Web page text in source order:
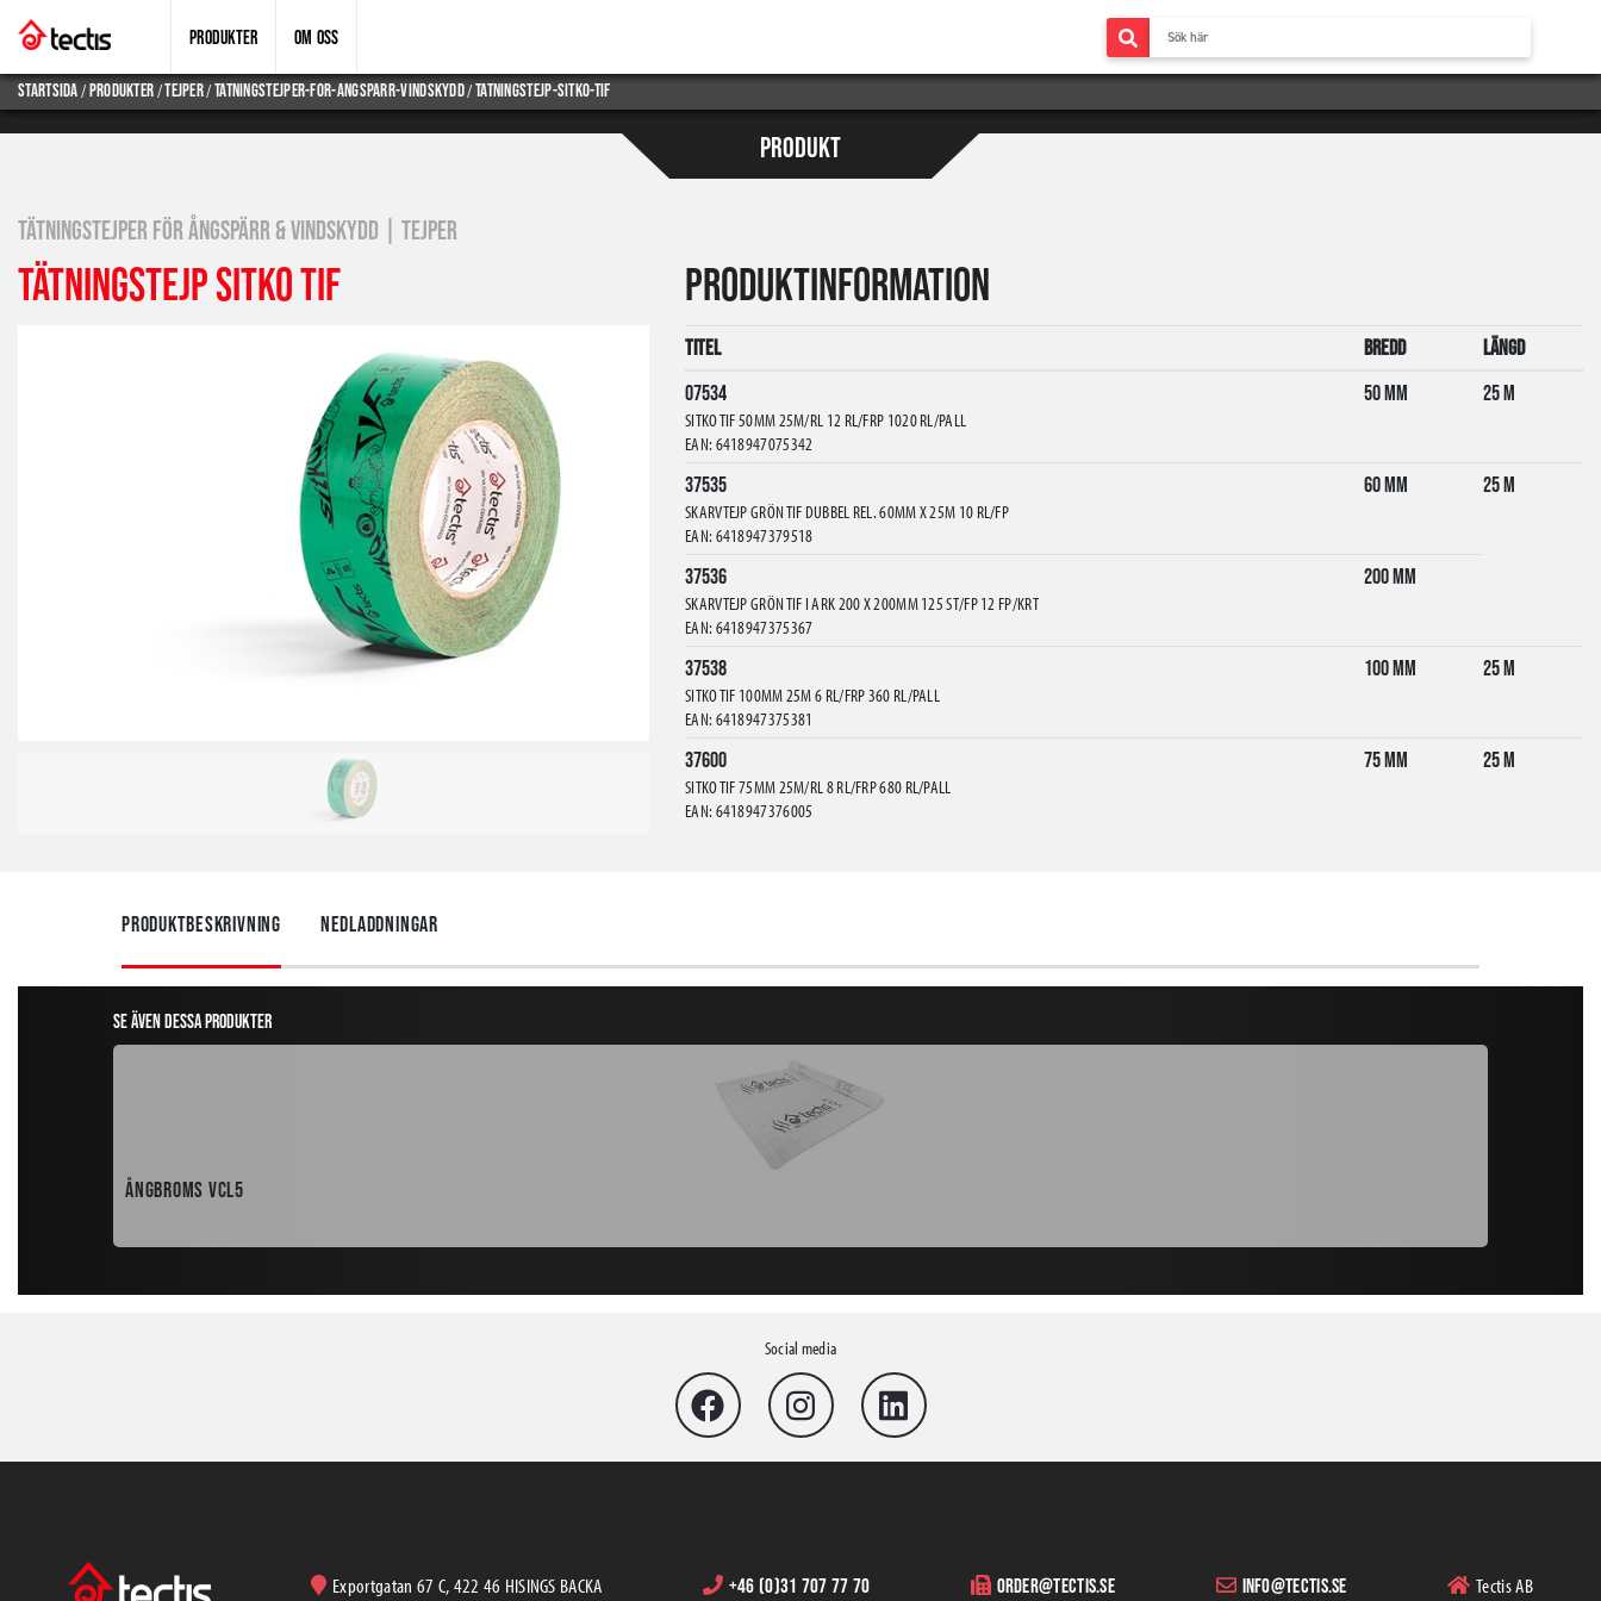
PRODUKTER OM OSS
Startsida/produkter/tejper/tatningstejper-for-Angsparr-vindskydd/tatningstejp-sitko-tif
PRODUKT
TÄTNINGSTEJPER FÖR ÅNGSPÄRR & VINDSKYDD | TEJPER
TÄTNINGSTEJP SITKO TIF PRODUKTINFORMATION
Titel Bredd
Längd
07534
SITKO TIF 50MM 25M/RL 12 RL/FRP 1020 RL/PALL
EAN: 6418947075342
50 mm 25 m
37535
SKARVTEJP GRÖN TIF DUBBEL REL. 60MM X 25M 10 RL/FP
EAN: 6418947379518
60 mm 25 m
37536
SKARVTEJP GRÖN TIF I ARK 200 X 200MM 125 ST/FP 12 FP/KRT
EAN: 6418947375367
200 mm
37538
SITKO TIF 100MM 25M 6 RL/FRP 360 RL/PALL
EAN: 6418947375381
100 mm 25 m
37600
SITKO TIF 75MM 25M/RL 8 RL/FRP 680 RL/PALL
EAN: 6418947376005
75 mm 25 m
Produktbeskrivning Nedladdningar
Se även dessa produkter
Ångbroms VCL5
Social media
Exportgatan 67 C, 422 46 HISINGS BACKA +46 (0)31 707 77 70 order@tectis.se info@tectis.se Tectis AB